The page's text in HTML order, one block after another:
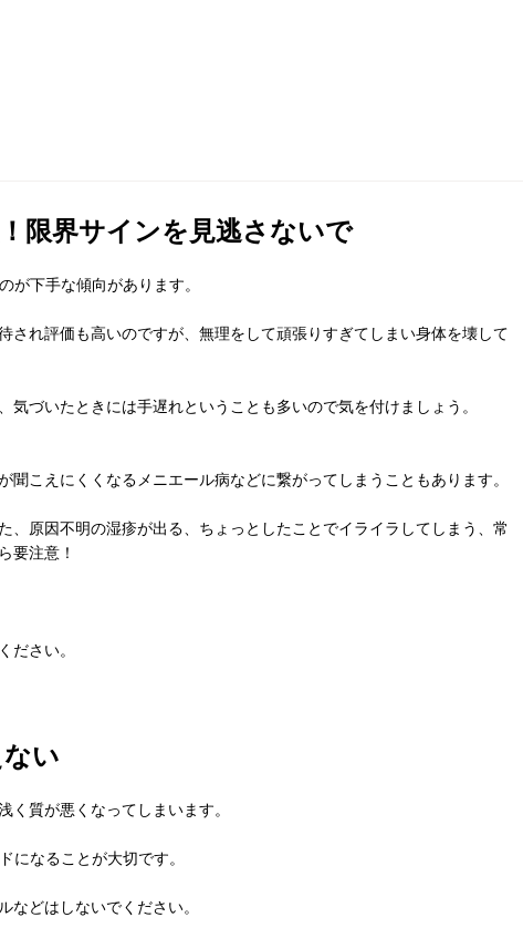
限界サインを見逃さないで
が下手な傾向があります。
され評価も高いのですが、無理をして頑張りすぎてしまい身体を壊して
気づいたときには手遅れということも多いので気を付けましょう。
聞こえにくくなるメニエール病などに繋がってしまうこともあります。
、原因不明の湿疹が出る、ちょっとしたことでイライラしてしまう、常
要注意！
ださい。
い
く質が悪くなってしまいます。
になることが大切です。
などはしないでください。